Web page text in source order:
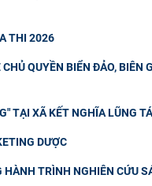
THI 2026
QUYỀN BIỂN ĐẢO, BIÊN
TẠI XÃ KẾT NGHĨA LŨNG
DƯỢC
HÀNH TRÌNH NGHIÊN CỨU